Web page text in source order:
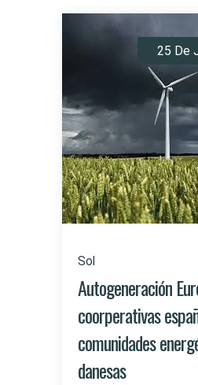
25 De
Sol
Autogeneración
coorperativas
comunidades
danesas